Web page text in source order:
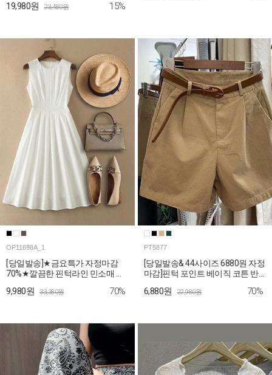
19,980원 23,480원 15%
OP11698A_1
[당일발송]★금요특가 자정마감
70%★깔끔한 핀턱라인 민소매 롱
9,980원 33,380원 70%
PT5877
[당일발송& 44사이즈 6880원 자정
마감]핀턱 포인트 베이직 코튼 반
6,880원 22,980원 70%